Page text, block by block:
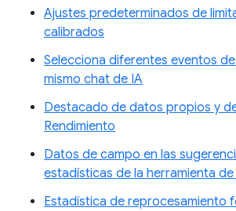
Ajustes predeterminados de
calibrados
Selecciona diferentes eventos
mismo chat de IA
Destacado de datos propios y
Rendimiento
Datos de campo en las
estadísticas de la herramienta
Estadística de reprocesamiento